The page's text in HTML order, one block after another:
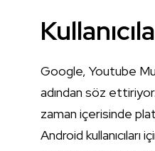
Google, Youtube
adından söz
zaman içerisinde
Android